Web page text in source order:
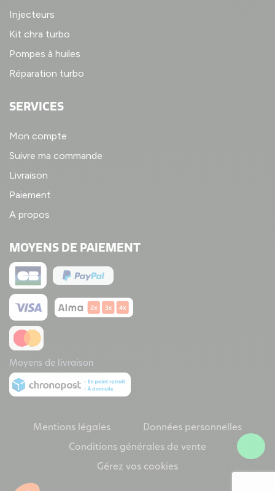
Injecteurs
Kit chra turbo
Pompes à huiles
Réparation turbo
SERVICES
Mon compte
Suivre ma commande
Livraison
Paiement
A propos
MOYENS DE PAIEMENT
Moyens de livraison
Mentions légales Données personnelles
Conditions générales de vente
Gérez vos cookies